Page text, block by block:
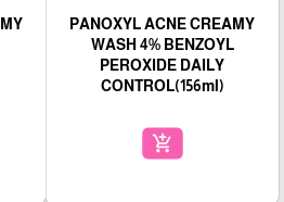
PANOXYL ACNE CREAMY
WASH 4% BENZOYL
PEROXIDE DAILY
CONTROL(156ml)
add_shopping_cart